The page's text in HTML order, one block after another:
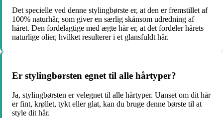
Det specielle ved denne stylingbørste er, at den er fremstillet af
100% naturhår, som giver en særlig skånsom udredning af
håret. Den fordelagtige med ægte hår er, at det fordeler hårets
naturlige olier, hvilket resulterer i et glansfuldt hår.
Er stylingbørsten egnet til alle hårtyper?
Ja, stylingbørsten er velegnet til alle hårtyper. Uanset om dit hår
er fint, krøllet, tykt eller glat, kan du bruge denne børste til at
style dit hår.